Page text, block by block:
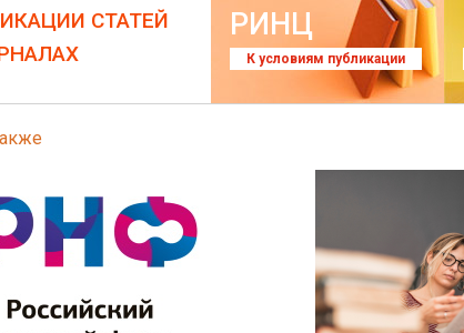
СТАТЕЙ
РИНЦ
К условиям публикации